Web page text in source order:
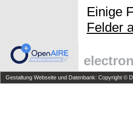
Einige
Felder
Gestaltung Webseite und Datenbank: Copyright ©